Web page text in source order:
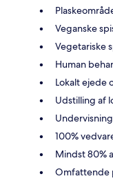
Veganske
Vegetariske
Human
Lokalt ejede
Udstilling af
100%
Mindst 80%
Omfattende